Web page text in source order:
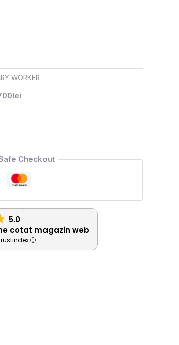
WORKER
Checkout
5.0
cotat magazin web